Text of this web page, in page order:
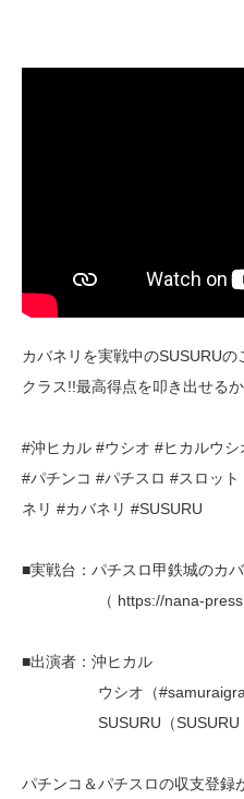
カバネリを実戦中のSUSURU
クラス!!最高得点を叩き出せる
#沖ヒカル #ウシオ #ヒカルウ
#パチンコ #パチスロ #スロッ
ネリ #カバネリ #SUSURU
■実戦台：パチスロ甲鉄城のカ
（ https://nana-
■出演者：沖ヒカル
ウシオ（
SUSURU（SUSURU
パチンコ＆パチスロの収支登録